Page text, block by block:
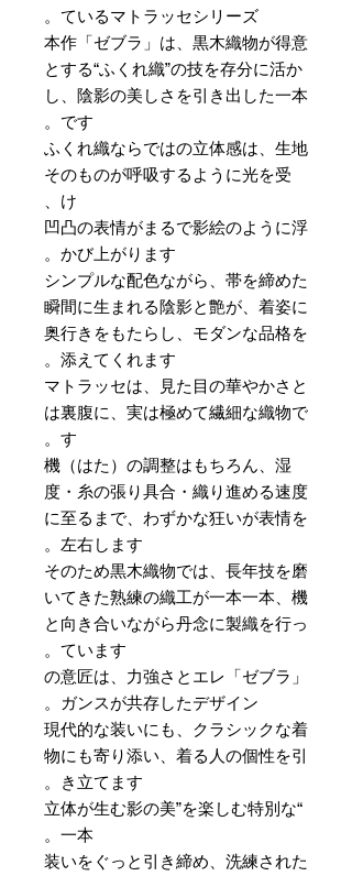
ているマトラッセシリーズ。
本作「ゼブラ」は、黒木織物が得意
とする“ふくれ織”の技を存分に活か
し、陰影の美しさを引き出した一本
です。
ふくれ織ならではの立体感は、生地
そのものが呼吸するように光を受
け、
凹凸の表情がまるで影絵のように浮
かび上がります。
シンプルな配色ながら、帯を締めた
瞬間に生まれる陰影と艶が、着姿に
奥行きをもたらし、モダンな品格を
添えてくれます。
マトラッセは、見た目の華やかさと
は裏腹に、実は極めて繊細な織物で
す。
機（はた）の調整はもちろん、湿
度・糸の張り具合・織り進める速度
に至るまで、わずかな狂いが表情を
左右します。
そのため黒木織物では、長年技を磨
いてきた熟練の織工が一本一本、機
と向き合いながら丹念に製織を行っ
ています。
「ゼブラ」の意匠は、力強さとエレ
ガンスが共存したデザイン。
現代的な装いにも、クラシックな着
物にも寄り添い、着る人の個性を引
き立てます。
“立体が生む影の美”を楽しむ特別な
一本。
装いをぐっと引き締め、洗練された